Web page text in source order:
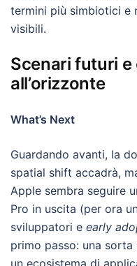
termini più simbiotici e
visibili.
Scenari futuri
all’orizzonte
What’s Next
Guardando avanti, la
spatial shift accadrà,
Apple sembra seguire
Pro in uscita (per ora
sviluppatori e early
primo passo: una sorta
un ecosistema di